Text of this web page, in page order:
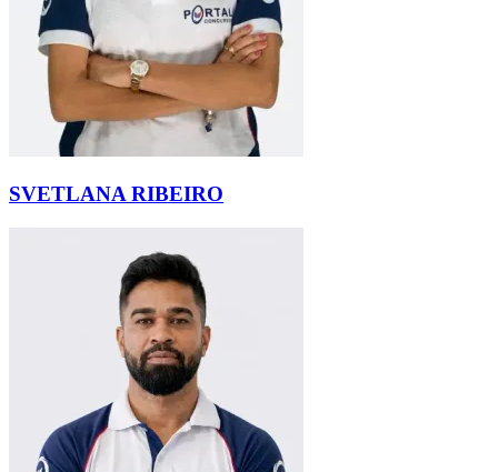
SVETLANA RIBEIRO